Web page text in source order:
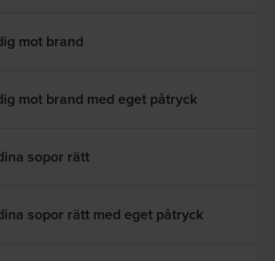
mot brand
mot brand med eget påtryck
sopor rätt
sopor rätt med eget påtryck